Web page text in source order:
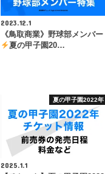
2023.12.1
《鳥取商業》野球部メンバー
夏の甲子園20…
夏の甲子園2022年
2025.1.1